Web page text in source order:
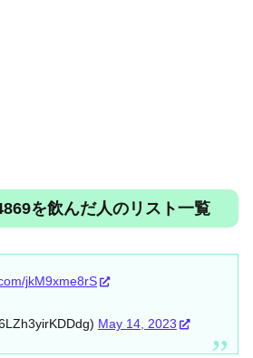
を飲んだ人のリスト一覧
jkM9xme8rS
May 14, 2023